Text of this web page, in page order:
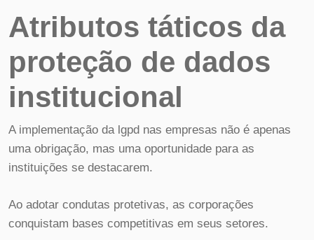
Atributos táticos da
proteção de dados
institucional
A implementação da lgpd nas empresas não é apenas
uma obrigação, mas uma oportunidade para as
instituições se destacarem.
Ao adotar condutas protetivas, as corporações
conquistam bases competitivas em seus setores.